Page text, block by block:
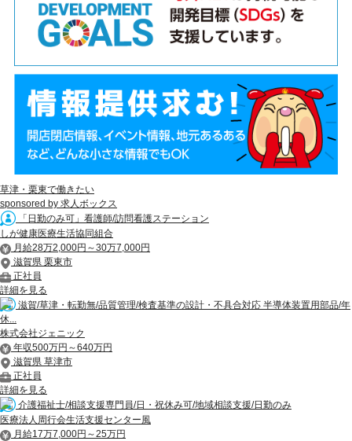
草津・栗東で働きたい
sponsored by 求人ボックス
「日勤のみ可」看護師/訪問看護ステーション
しが健康医療生活協同組合
月給28万2,000円～30万7,000円
滋賀県 栗東市
正社員
詳細を見る
滋賀/草津・転勤無/品質管理/検査基準の設計・不具合対応 半導体装置用部品/年
休...
株式会社ジェニック
年収500万円～640万円
滋賀県 草津市
正社員
詳細を見る
介護福祉士/相談支援専門員/日・祝休み可/地域相談支援/日勤のみ
医療法人周行会生活支援センター風
月給17万7,000円～25万円